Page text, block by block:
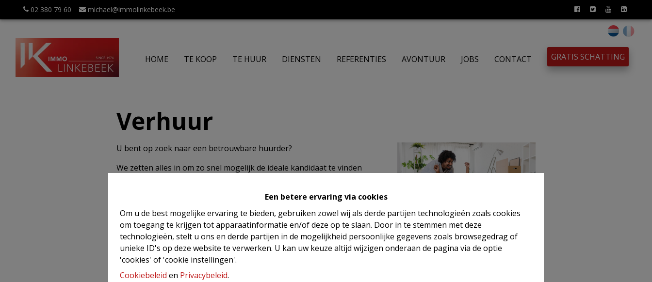
Een betere ervaring via cookies
Om u de best mogelijke ervaring te bieden, gebruiken zowel wij als derde partijen technologieën zoals cookies
om toegang te krijgen tot apparaatinformatie en/of deze op te slaan. Door in te stemmen met deze
technologieën, stelt u ons en derde partijen in de mogelijkheid persoonlijke gegevens zoals browsegedrag of
unieke ID's op deze website te verwerken. U kan uw keuze altijd wijzigen onderaan de pagina via de optie
'cookies' of 'cookie instellingen'.
Cookiebeleid en Privacybeleid.
02 380 79 60 michael@immolinkebeek.be
HOME TE KOOP TE HUUR DIENSTEN REFERENTIES AVONTUUR JOBS CONTACT GRATIS SCHATTING
Verhuur
U bent op zoek naar een betrouwbare huurder?
We zetten alles in om zo snel mogelijk de ideale kandidaat te vinden
en die zorgt voor alle contacten.
Kwalitatieve marketing - uw vastgoed wordt gepromoveerd op
een brede waaier van kanalen.
Kandidaat huurders worden zorgvuldig gescreend op solvabiliteit.
We geven advies over de werken die de waarde van het vastgoed kunnen verhogen.
U kunt in alle vertrouwen op een dynamisch team van ervaren en beschikbare vastgoedmakelaars